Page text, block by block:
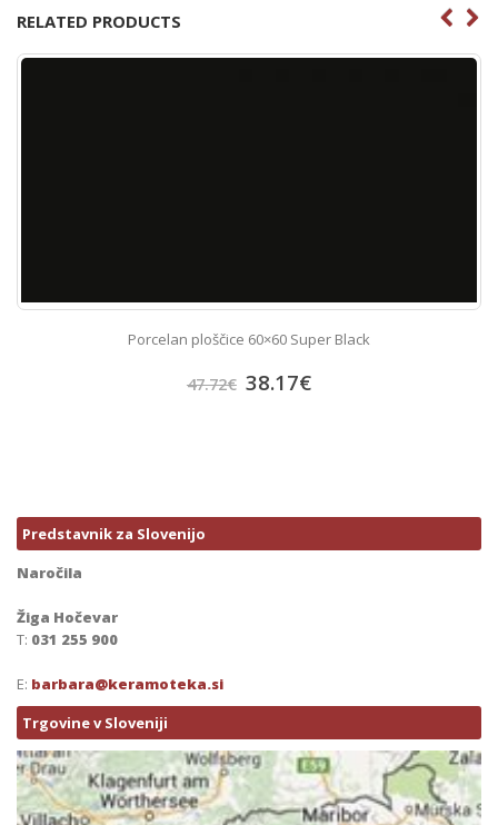
RELATED PRODUCTS
Porcelan ploščice 60×60 Super Black
47.72€ 38.17€
Predstavnik za Slovenijo
Naročila
Žiga Hočevar
T: 031 255 900
E: barbara@keramoteka.si
Trgovine v Sloveniji